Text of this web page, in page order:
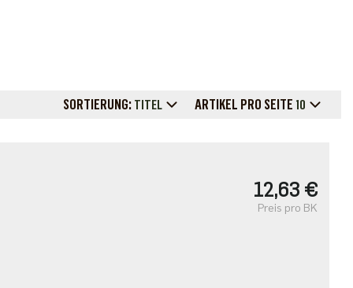
SORTIERUNG: TITEL ARTIKEL PRO SEITE 10
12,63 €
Preis pro BK